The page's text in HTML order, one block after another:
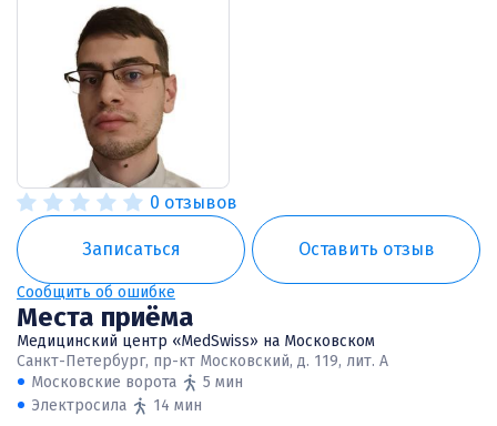
0 отзывов
Записаться Оставить отзыв
Сообщить об ошибке
Места приёма
Медицинский центр «MedSwiss» на Московском
Санкт-Петербург, пр-кт Московский, д. 119, лит. А
Московские ворота
5 мин
Электросила
14 мин
Ваш e-mail:*
Я согласен на